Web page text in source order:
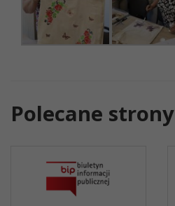
Polecane strony